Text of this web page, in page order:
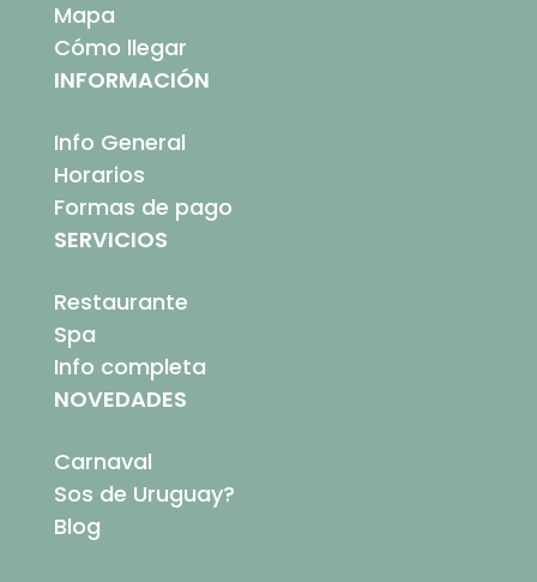
Mapa
Cómo llegar
INFORMACIÓN
Info General
Horarios
Formas de pago
SERVICIOS
Restaurante
Spa
Info completa
NOVEDADES
Carnaval
Sos de Uruguay?
Blog